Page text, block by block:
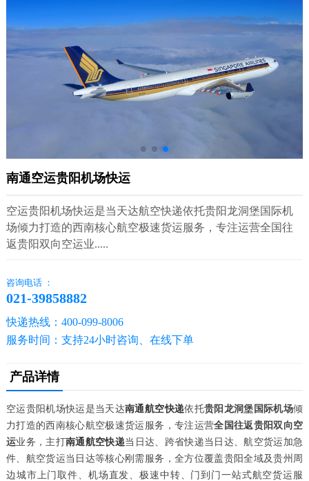
南通空运贵阳机场快运
空运贵阳机场快运是当天达航空快递依托贵阳龙洞堡国际机
场倾力打造的西南核心航空极速货运服务，专注运营全国往
返贵阳双向空运业.....
咨询电话 ：
021-39858882
快递热线：400-099-8006
服务时间：支持24小时咨询、在线下单
产品详情
空运贵阳机场快运是当天达南通航空快递依托贵阳龙洞堡国际机场倾
力打造的西南核心航空极速货运服务，专注运营全国往返贵阳双向空
运业务，主打南通航空快递当日达、跨省快递当日达、航空货运加急
件、航空货运当日达等核心刚需服务，全方位覆盖贵阳全域及贵州周
边城市上门取件、机场直发、极速中转、门到门一站式航空货运服